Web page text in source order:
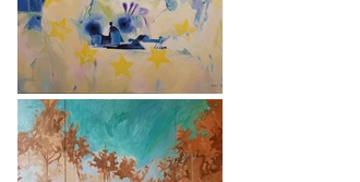
Exposition(s) à l'Espace Contre Contre: